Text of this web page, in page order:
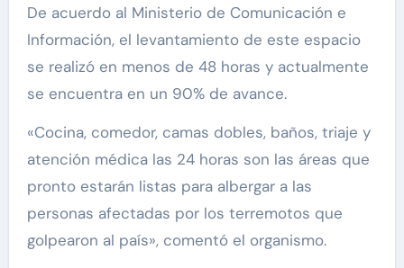
De acuerdo al Ministerio de Comunicación e
Información, el levantamiento de este espacio
se realizó en menos de 48 horas y actualmente
se encuentra en un 90% de avance.
«Cocina, comedor, camas dobles, baños, triaje y
atención médica las 24 horas son las áreas que
pronto estarán listas para albergar a las
personas afectadas por los terremotos que
golpearon al país», comentó el organismo.